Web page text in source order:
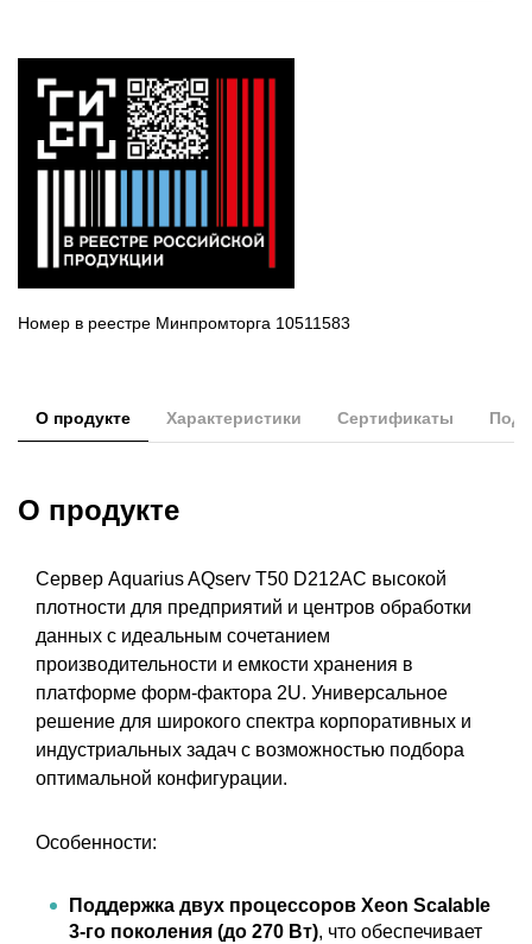
Номер в реестре Минпромторга 10511583
О продукте Характеристики Сертификаты
О продукте
Сервер Aquarius AQserv T50 D212AC высокой
плотности для предприятий и центров обработки
данных с идеальным сочетанием
производительности и емкости хранения в
платформе форм-фактора 2U. Универсальное
решение для широкого спектра корпоративных и
индустриальных задач с возможностью подбора
оптимальной конфигурации.
Особенности:
Поддержка двух процессоров Xeon Scalable
3-го поколения (до 270 Вт), что обеспечивает